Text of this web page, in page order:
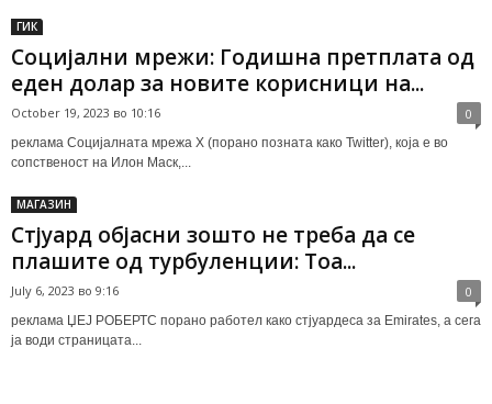
ГИК
Социјални мрежи: Годишна претплата од
еден долар за новите корисници на...
October 19, 2023 во 10:16 0
реклама Социјалната мрежа X (порано позната како Twitter), која е во
сопственост на Илон Маск,...
МАГАЗИН
Стјуард објасни зошто не треба да се
плашите од турбуленции: Тоа...
July 6, 2023 во 9:16 0
реклама ЏЕЈ РОБЕРТС порано работел како стјуардеса за Emirates, а сега
ја води страницата...